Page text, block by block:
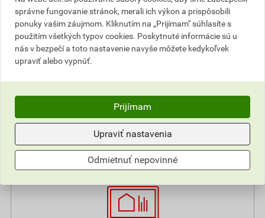
DEKPARTNER
Program nadštandardnej technickej podpory
správne fungovanie stránok, merali ich výkon a prispôsobili
ponuky vašim záujmom. Kliknutím na „Prijímam" súhlasíte s
použitím všetkých typov cookies. Poskytnuté informácie sú u
nás v bezpečí a toto nastavenie navyše môžete kedykoľvek
upraviť alebo vypnúť.
Prijímam
Upraviť nastavenia
Odmietnuť nepovinné